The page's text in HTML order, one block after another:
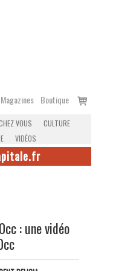
Magazines Boutique
Voir
VOUS
CULTURE
VIDÉOS
: une vidéo